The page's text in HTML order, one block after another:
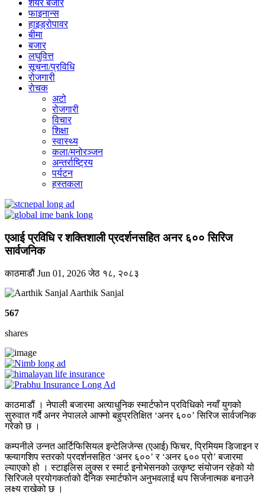
शेयर बजार
फाइनान्स
हाइड्रोपावर
बीमा
बजार
लघुवित्त
सूचना/प्रविधि
रोजगारी
राेचक
अटो
रोजगारी
विचार
शिक्षा
स्वास्थ्य
कला/मनोरञ्जन
अन्तर्राष्ट्रिय
पर्यटन
हस्तकला
एआई प्रविधि र शक्तिशाली प्रदर्शनसहित अनर ६०० सिरिज
सार्वजनिक
काठमाडाैं Jun 01, 2026जेठ १८, २०८३
Aarthik Sanjal
567
shares
काठमाडौं । नेपाली बजारमा अत्याधुनिक स्मार्टफोन प्रविधिको नयाँ युगको
सुरुवात गर्दै अनर नेपालले आफ्नो बहुप्रतिक्षित ‘अनर ६००’ सिरिज सार्वजनिक
गरेको छ ।
कम्पनीले उन्नत आर्टिफिसियल इन्टेलिजेन्स (एआई) फिचर, प्रिमियम डिजाइन र
फ्ल्यागशिप स्तरको प्रदर्शनसहित ‘अनर ६००’ र ‘अनर ६०० प्रो’ बजारमा
ल्याएको हो । स्टाइलिस लुक्स र स्मार्ट इनोभेसनको उत्कृष्ट संयोजन रहेको यो
सिरिजले प्रयोगकर्ताको दैनिक स्मार्टफोन अनुभवलाई थप सिर्जनात्मक बनाउने
लक्ष्य राखेको छ ।